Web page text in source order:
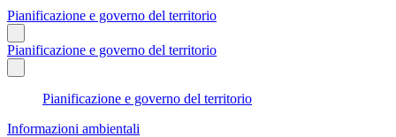
Pianificazione e governo del territorio
Pianificazione e governo del territorio
Pianificazione e governo del territorio
Informazioni ambientali